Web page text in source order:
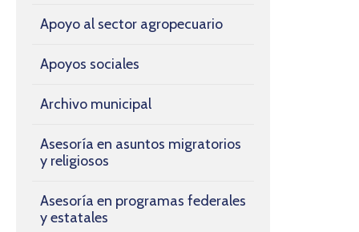
Apoyo al sector agropecuario
Apoyos sociales
Archivo municipal
Asesoría en asuntos migratorios
y religiosos
Asesoría en programas federales
y estatales